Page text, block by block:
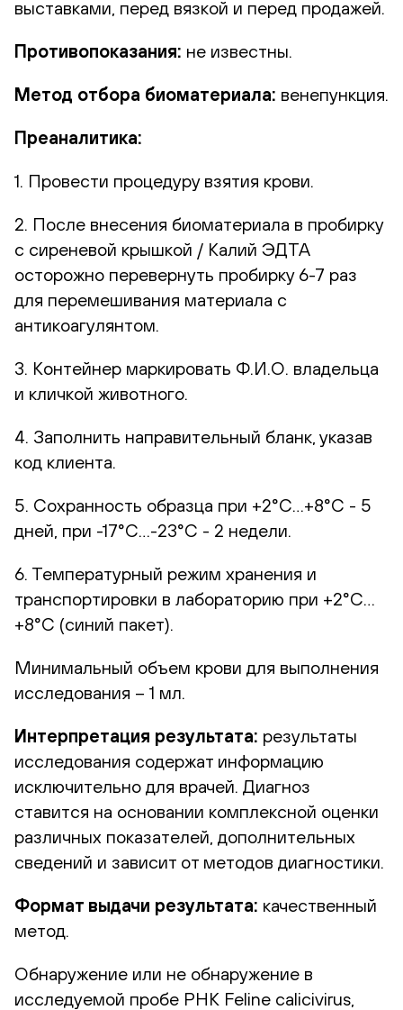
выставками, перед вязкой и перед продажей.
Противопоказания: не известны.
Метод отбора биоматериала: венепункция.
Преаналитика:
1. Провести процедуру взятия крови.
2. После внесения биоматериала в пробирку
с сиреневой крышкой / Калий ЭДТА
осторожно перевернуть пробирку 6-7 раз
для перемешивания материала с
антикоагулянтом.
3. Контейнер маркировать Ф.И.О. владельца
и кличкой животного.
4. Заполнить направительный бланк, указав
код клиента.
5. Сохранность образца при +2°С…+8°С - 5
дней, при -17°С…-23°С - 2 недели.
6. Температурный режим хранения и
транспортировки в лабораторию при +2°С…
+8°С (синий пакет).
Минимальный объем крови для выполнения
исследования – 1 мл.
Интерпретация результата: результаты
исследования содержат информацию
исключительно для врачей. Диагноз
ставится на основании комплексной оценки
различных показателей, дополнительных
сведений и зависит от методов диагностики.
Формат выдачи результата: качественный
метод.
Обнаружение или не обнаружение в
исследуемой пробе РНК Feline calicivirus,